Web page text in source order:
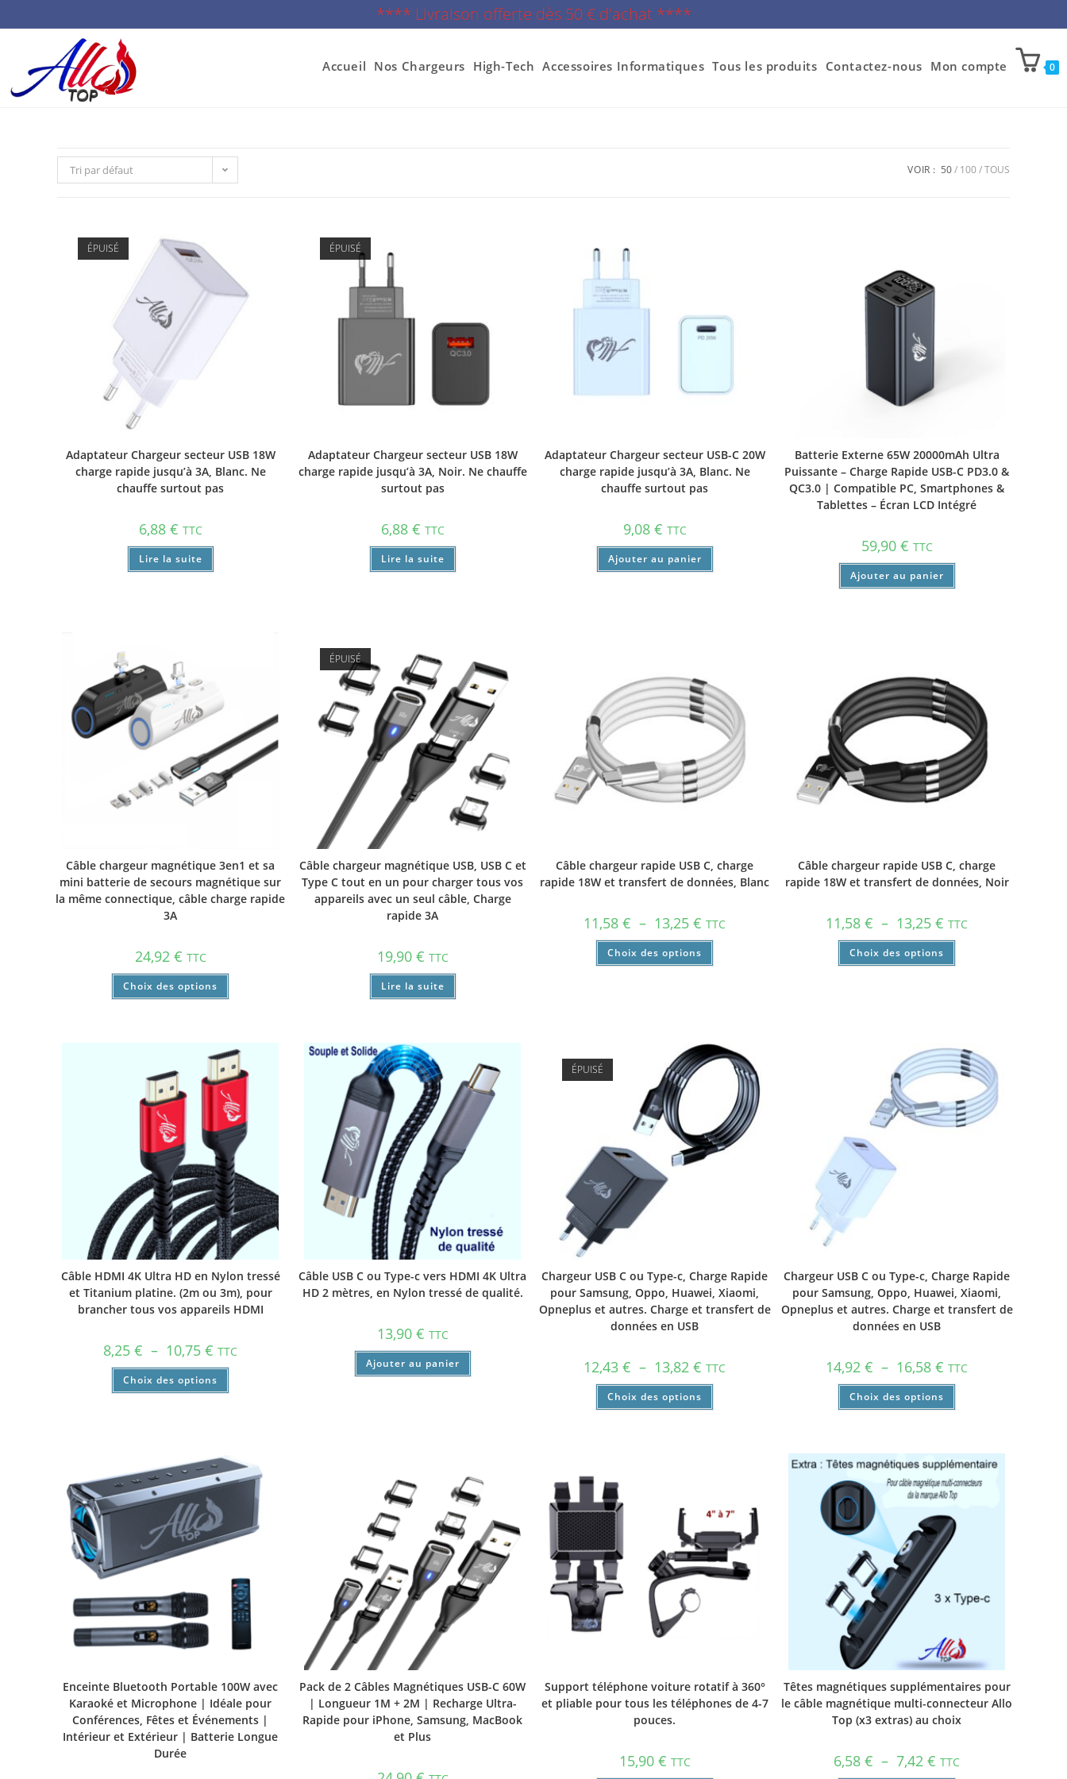
**** Livraison offerte dès 50 € d'achat ****
Accueil Nos Chargeurs High-Tech Accessoires Informatiques Tous les produits Contactez-nous Mon compte 0
Tri par défaut VOIR : 50 100 TOUS
ÉPUISÉ
Adaptateur Chargeur secteur USB 18W
charge rapide jusqu’à 3A, Blanc. Ne
chauffe surtout pas
6,88 € TTC
Lire la suite
ÉPUISÉ
Adaptateur Chargeur secteur USB 18W
charge rapide jusqu’à 3A, Noir. Ne chauffe
surtout pas
6,88 € TTC
Lire la suite
Adaptateur Chargeur secteur USB-C 20W
charge rapide jusqu’à 3A, Blanc. Ne
chauffe surtout pas
9,08 € TTC
Ajouter au panier
Batterie Externe 65W 20000mAh Ultra
Puissante – Charge Rapide USB-C PD3.0 &
QC3.0 | Compatible PC, Smartphones &
Tablettes – Écran LCD Intégré
59,90 € TTC
Ajouter au panier
Câble chargeur magnétique 3en1 et sa
mini batterie de secours magnétique sur
la même connectique, câble charge rapide
3A
24,92 € TTC
Choix des options
ÉPUISÉ
Câble chargeur magnétique USB, USB C et
Type C tout en un pour charger tous vos
appareils avec un seul câble, Charge
rapide 3A
19,90 € TTC
Lire la suite
Câble chargeur rapide USB C, charge
rapide 18W et transfert de données, Blanc
11,58 € – 13,25 € TTC
Choix des options
Câble chargeur rapide USB C, charge
rapide 18W et transfert de données, Noir
11,58 € – 13,25 € TTC
Choix des options
Câble HDMI 4K Ultra HD en Nylon tressé
et Titanium platine. (2m ou 3m), pour
brancher tous vos appareils HDMI
8,25 € – 10,75 € TTC
Choix des options
Câble USB C ou Type-c vers HDMI 4K Ultra
HD 2 mètres, en Nylon tressé de qualité.
13,90 € TTC
Ajouter au panier
ÉPUISÉ
Chargeur USB C ou Type-c, Charge Rapide
pour Samsung, Oppo, Huawei, Xiaomi,
Opneplus et autres. Charge et transfert de
données en USB
12,43 € – 13,82 € TTC
Choix des options
Chargeur USB C ou Type-c, Charge Rapide
pour Samsung, Oppo, Huawei, Xiaomi,
Opneplus et autres. Charge et transfert de
données en USB
14,92 € – 16,58 € TTC
Choix des options
Enceinte Bluetooth Portable 100W avec
Karaoké et Microphone | Idéale pour
Conférences, Fêtes et Événements |
Intérieur et Extérieur | Batterie Longue
Durée
Pack de 2 Câbles Magnétiques USB-C 60W
| Longueur 1M + 2M | Recharge Ultra-
Rapide pour iPhone, Samsung, MacBook
et Plus
Support téléphone voiture rotatif à 360°
et pliable pour tous les téléphones de 4-7
pouces.
15,90 € TTC
Têtes magnétiques supplémentaires pour
le câble magnétique multi-connecteur Allo
Top (x3 extras) au choix
6,58 € – 7,42 € TTC